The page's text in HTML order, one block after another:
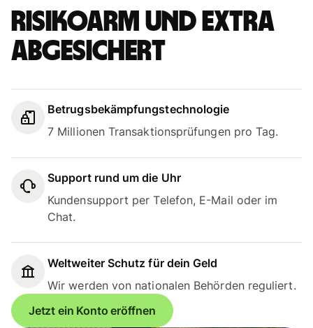
Risikoarm und extra
abgesichert
Betrugsbekämpfungstechnologie
7 Millionen Transaktionsprüfungen pro Tag.
Support rund um die Uhr
Kundensupport per Telefon, E-Mail oder im
Chat.
Weltweiter Schutz für dein Geld
Wir werden von nationalen Behörden reguliert.
Jetzt ein Konto eröffnen